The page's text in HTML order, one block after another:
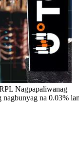
Nagpapaliwanag
na 0.03%